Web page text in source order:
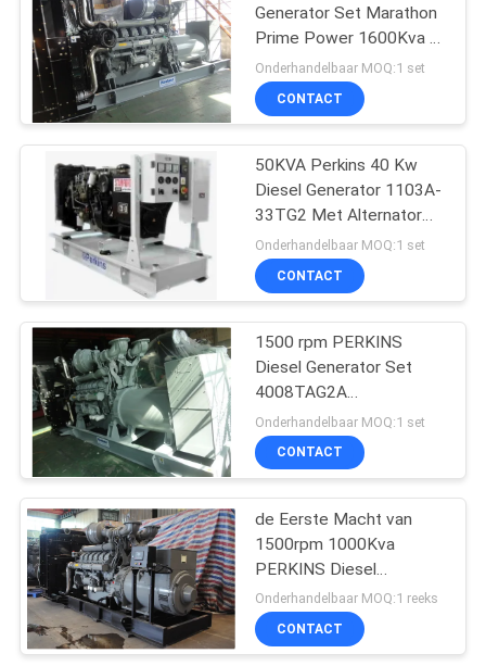
Generatorreeks
Marine diesel
generator set
88
Weichai Diesel
Generatorreeks
76
Generator Set Marathon
Prime Power 1600Kva /
1280kw 50 Hz/415v
Onderhandelbaar MOQ:1 set
CONTACT
50KVA Perkins 40 Kw
Diesel Generator 1103A-
33TG2 Met Alternator
Leroy Somer
Onderhandelbaar MOQ:1 set
CONTACT
1500 rpm PERKINS
Diesel Generator Set
4008TAG2A
Hoogvermogen 1600Kva
/ 1280kw
Onderhandelbaar MOQ:1 set
CONTACT
de Eerste Macht van
1500rpm 1000Kva
PERKINS Diesel
Generator Set
4008TAG2A
Onderhandelbaar MOQ:1 reeks
CONTACT